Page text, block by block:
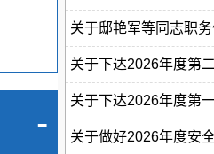
-
关于邸艳军等同志职
关于下达2026年度第
关于下达2026年度第
关于做好2026年度安